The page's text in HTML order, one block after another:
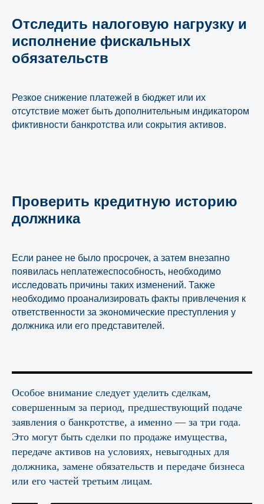
Отследить налоговую нагрузку и
исполнение фискальных
обязательств
Резкое снижение платежей в бюджет или их
отсутствие может быть дополнительным индикатором
фиктивности банкротства или сокрытия активов.
Проверить кредитную историю
должника
Если ранее не было просрочек, а затем внезапно
появилась неплатежеспособность, необходимо
исследовать причины таких изменений. Также
необходимо проанализировать факты привлечения к
ответственности за экономические преступления у
должника или его представителей.
Особое внимание следует уделить сделкам,
совершенным за период, предшествующий подаче
заявления о банкротстве, а именно — за три года.
Это могут быть сделки по продаже имущества,
передаче активов на условиях, невыгодных для
должника, замене обязательств и передаче бизнеса
или его частей третьим лицам.
И получите в подарок нашу книгу о том,
как банкротиться правильно и что
необходимо учитывать
Пройти онлайн-тест